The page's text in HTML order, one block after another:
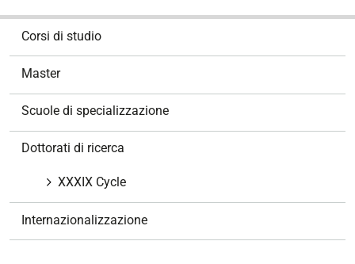
n
Corsi di studio
Master
Scuole di specializzazione
Dottorati di ricerca
XXXIX Cycle
Internazionalizzazione